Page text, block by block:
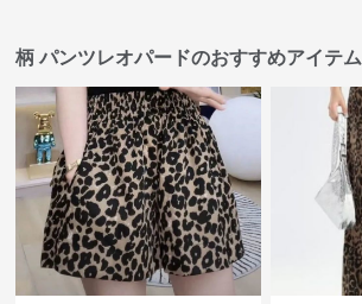
柄 パンツレオパードのおすすめアイテム